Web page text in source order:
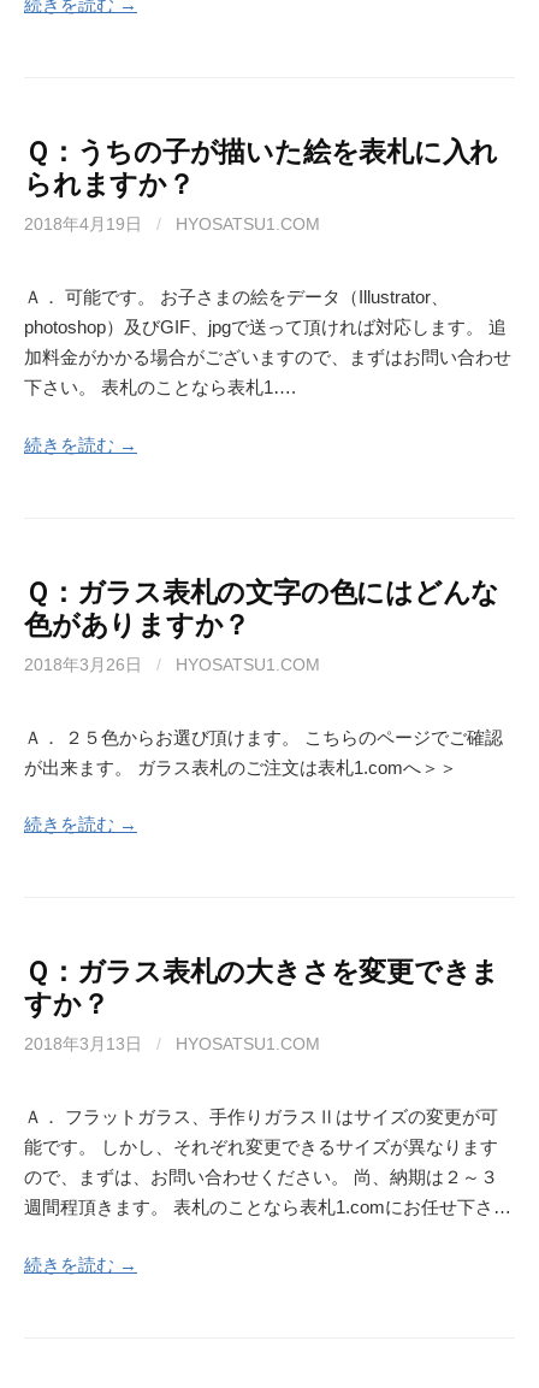
続きを読む →
Ｑ：うちの子が描いた絵を表札に入れ
られますか？
2018年4月19日 / HYOSATSU1.COM
Ａ． 可能です。 お子さまの絵をデータ（Illustrator、
photoshop）及びGIF、jpgで送って頂ければ対応します。 追
加料金がかかる場合がございますので、まずはお問い合わせ
下さい。 表札のことなら表札1….
続きを読む →
Ｑ：ガラス表札の文字の色にはどんな
色がありますか？
2018年3月26日 / HYOSATSU1.COM
Ａ． ２５色からお選び頂けます。 こちらのページでご確認
が出来ます。 ガラス表札のご注文は表札1.comへ＞＞
続きを読む →
Ｑ：ガラス表札の大きさを変更できま
すか？
2018年3月13日 / HYOSATSU1.COM
Ａ． フラットガラス、手作りガラスⅡはサイズの変更が可
能です。 しかし、それぞれ変更できるサイズが異なります
ので、まずは、お問い合わせください。 尚、納期は２～３
週間程頂きます。 表札のことなら表札1.comにお任せ下さ…
続きを読む →